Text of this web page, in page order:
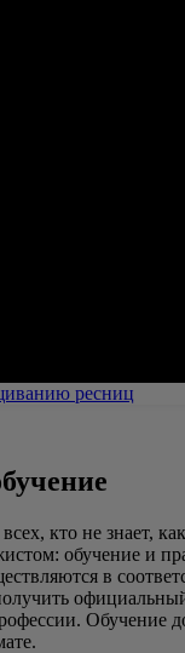
ресниц
кто не знает, как
обучение и
в
Обучение